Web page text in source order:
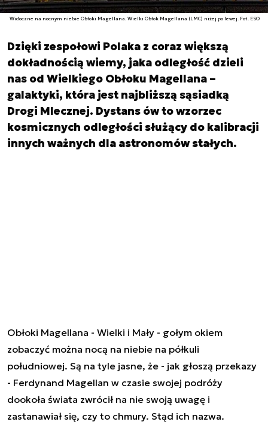
Widoczne na nocnym niebie Obłoki Magellana. Wielki Obłok Magellana (LMC) niżej po lewej. Fot. ESO
Dzięki zespołowi Polaka z coraz większą
dokładnością wiemy, jaka odległość dzieli
nas od Wielkiego Obłoku Magellana –
galaktyki, która jest najbliższą sąsiadką
Drogi Mlecznej. Dystans ów to wzorzec
kosmicznych odległości służący do kalibracji
innych ważnych dla astronomów stałych.
Obłoki Magellana - Wielki i Mały - gołym okiem
zobaczyć można nocą na niebie na półkuli
południowej. Są na tyle jasne, że - jak głoszą przekazy
- Ferdynand Magellan w czasie swojej podróży
dookoła świata zwrócił na nie swoją uwagę i
zastanawiał się, czy to chmury. Stąd ich nazwa.